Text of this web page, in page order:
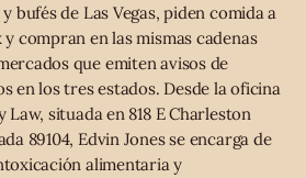
bufés de Las Vegas, piden comida a
compran en las mismas cadenas
que emiten avisos de
en los tres estados. Desde la oficina
Law, situada en 818 E Charleston
89104, Edvin Jones se encarga de
alimentaria y